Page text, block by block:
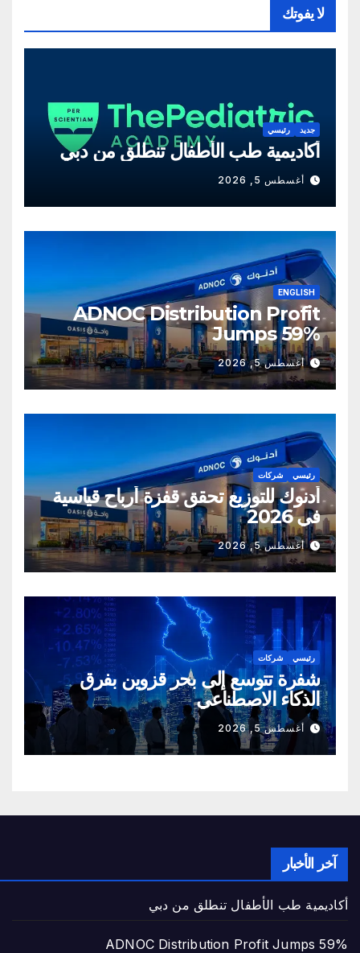
لا يفوتك
جديد رئيسي
أكاديمية طب الأطفال تنطلق من دبي
أغسطس 5, 2026
ENGLISH
ADNOC Distribution Profit
Jumps 59%
أغسطس 5, 2026
رئيسي شركات
أدنوك للتوزيع تحقق قفزة أرباح قياسية
في 2026
أغسطس 5, 2026
رئيسي شركات
شفرة تتوسع إلى بحر قزوين بفرق
الذكاء الاصطناعي
أغسطس 5, 2026
آخر الأخبار
أكاديمية طب الأطفال تنطلق من دبي
ADNOC Distribution Profit Jumps 59%